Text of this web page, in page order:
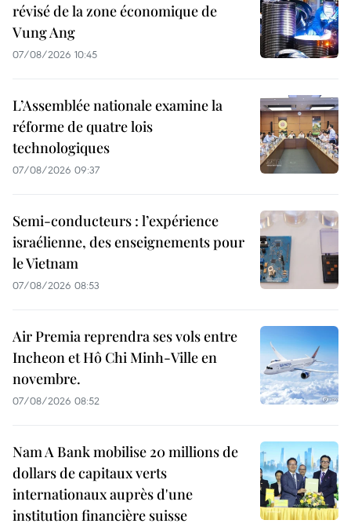
révisé de la zone économique de
Vung Ang
07/08/2026 10:45
L’Assemblée nationale examine la
réforme de quatre lois
technologiques
07/08/2026 09:37
Semi-conducteurs : l’expérience
israélienne, des enseignements pour
le Vietnam
07/08/2026 08:53
Air Premia reprendra ses vols entre
Incheon et Hô Chi Minh-Ville en
novembre.
07/08/2026 08:52
Nam A Bank mobilise 20 millions de
dollars de capitaux verts
internationaux auprès d'une
institution financière suisse